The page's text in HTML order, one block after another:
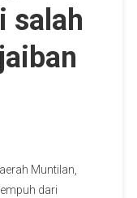
salah
Muntilan,
dari